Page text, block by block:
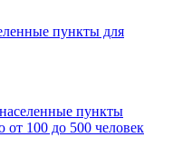
пункты для
пункты
от 100 до 500 человек